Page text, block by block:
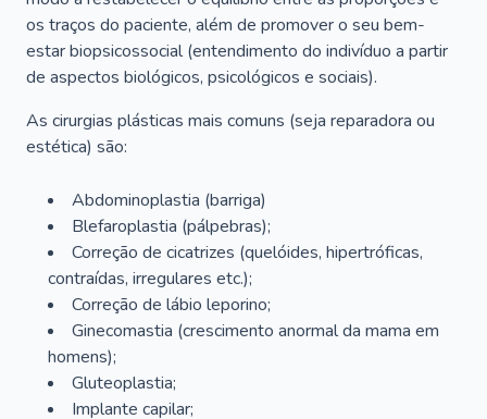
os traços do paciente, além de promover o seu bem-
estar biopsicossocial (entendimento do indivíduo a partir
de aspectos biológicos, psicológicos e sociais).
As cirurgias plásticas mais comuns (seja reparadora ou
estética) são:
Abdominoplastia (barriga)
Blefaroplastia (pálpebras);
Correção de cicatrizes (quelóides, hipertróficas,
contraídas, irregulares etc.);
Correção de lábio leporino;
Ginecomastia (crescimento anormal da mama em
homens);
Gluteoplastia;
Implante capilar;